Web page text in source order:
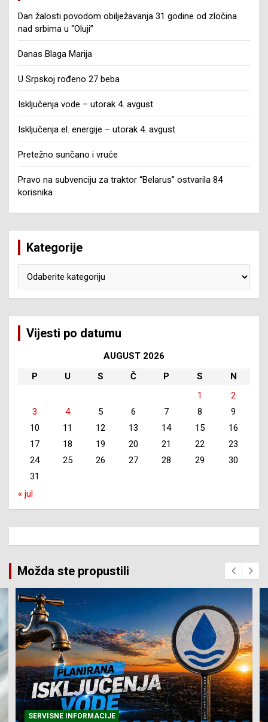
Dan žalosti povodom obilježavanja 31 godine od zločina
nad srbima u “Oluji”
Danas Blaga Marija
U Srpskoj rođeno 27 beba
Isključenja vode – utorak 4. avgust
Isključenja el. energije – utorak 4. avgust
Pretežno sunčano i vruće
Pravo na subvenciju za traktor “Belarus” ostvarila 84
korisnika
Kategorije
Vijesti po datumu
AUGUST 2026
P
U S Č P S
N
1
2
3
4 5 6 7 8
9
10
11 12 13 14 15
16
17
18 19 20 21 22
23
24
25 26 27 28 29
30
31
« jul
Možda ste propustili
SERVISNE INFORMACIJE